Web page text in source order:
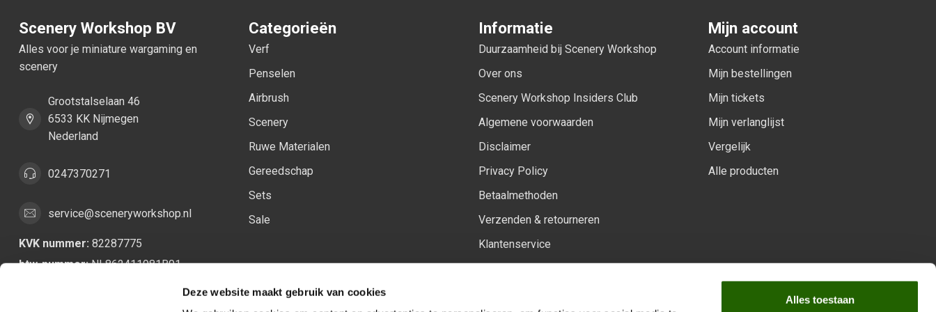
Deze website maakt gebruik van cookies
Alles toestaan
Scenery Workshop BV
Alles voor je miniature wargaming en
scenery
Grootstalselaan 46
6533 KK Nijmegen
Nederland
0247370271
service@sceneryworkshop.nl
KVK nummer: 82287775
btw-nummer:NL862411981B01
Categorieën
Verf
Penselen
Airbrush
Scenery
Ruwe Materialen
Gereedschap
Sets
Sale
Informatie
Duurzaamheid bij Scenery Workshop
Over ons
Scenery Workshop Insiders Club
Algemene voorwaarden
Disclaimer
Privacy Policy
Betaalmethoden
Verzenden & retourneren
Klantenservice
Mijn account
Account informatie
Mijn bestellingen
Mijn tickets
Mijn verlanglijst
Vergelijk
Alle producten